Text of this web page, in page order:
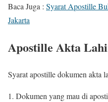
Baca Juga : Syarat Apostille
Jakarta
Apostille Akta
Syarat apostille dokumen akta
Dokumen yang mau di